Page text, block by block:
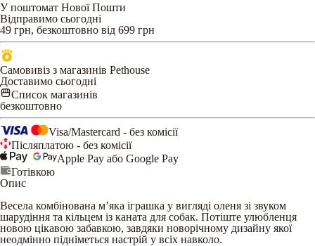
У поштомат Нової Пошти
Відправимо сьогодні
49 грн, безкоштовно від 699 грн
Самовивіз з магазинів Pethouse
Доставимо сьогодні
Список магазинів
безкоштовно
Visa/Mastercard - без комісії
Післяплатою - без комісії
Apple Pay або Google Pay
Готівкою
Опис
Весела комбінована м’яка іграшка у вигляді оленя зі звуком
шарудіння та кільцем із каната для собак. Потіште улюбленця
новою цікавою забавкою, завдяки новорічному дизайну якої
неодмінно підніметься настрій у всіх навколо.